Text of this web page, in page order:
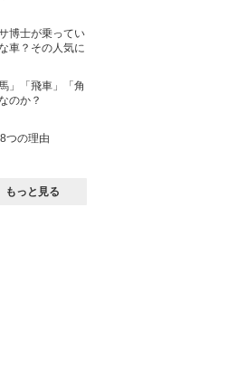
博士が乗ってい
車？その人気に
」「飛車」「角
のか？
つの理由
もっと見る